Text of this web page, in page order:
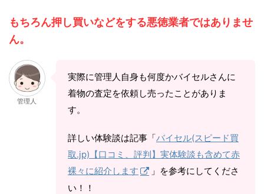
もちろん押し買いなどをする悪徳業者ではありませ
ん。
管理人
実際に管理人自身も何度かバイセルさんに
着物の査定を依頼し売ったことがありま
す。
詳しい体験談は記事「バイセル(スピード買
取.jp)【口コミ、評判】実体験談も含めて赤
裸々に紹介します
」を参考にしてくださ
い！！